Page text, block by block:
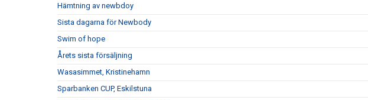
Hämtning av newbdoy
Sista dagarna för Newbody
Swim of hope
Årets sista försäljning
Wasasimmet, Kristinehamn
Sparbanken CUP, Eskilstuna